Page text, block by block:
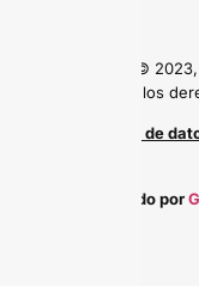
Copyright ©
Gas, todos los
Protección de
Desarrollado por